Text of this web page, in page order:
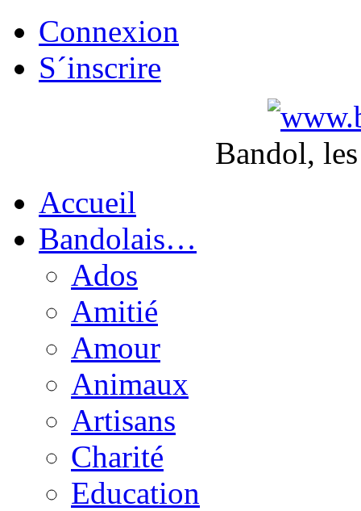
Connexion
S´inscrire
Bandol,
Accueil
Bandolais…
Ados
Amitié
Amour
Animaux
Artisans
Charité
Education